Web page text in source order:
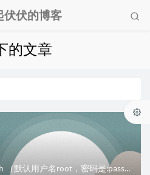
伏伏的博客
的文章
CentOS：kinogmt/centos-ssh （默认用户名root，密码是:password 此centos版本为CentOS6.7）Debian...